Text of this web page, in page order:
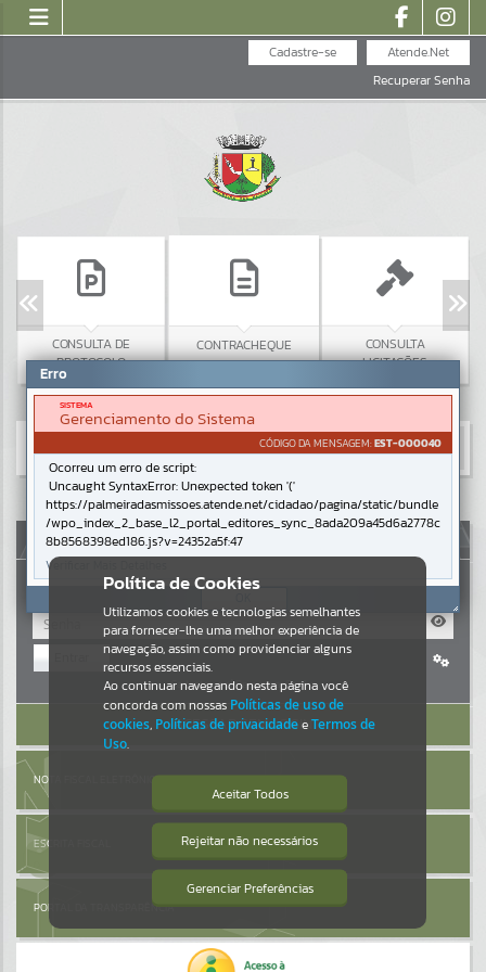
Atende.Net
Cadastre-se
Recuperar Senha
CONSULTA DE
PROTOCOLO
CONTRACHEQUE
CONSULTA
LICITAÇÕES
Resultados para""
Portais
Por favor, aguarde...
NOTÍCIAS
Por favor, aguarde...
Por favor, aguarde...
Por favor, aguarde...
AUTOATENDIMENTO
Cadastre-se|Recuperar Senha
ACESSAR SEM LOGIN
NOTA FISCAL ELETRÔNICA
ESCRITA FISCAL
PORTAL DA TRANSPARÊNCIA
Política de Cookies
Utilizamos cookies e tecnologias semelhantes
para fornecer-lhe uma melhor experiência de
navegação, assim como providenciar alguns
recursos essenciais.
Ao continuar navegando nesta página você
concorda com nossas Políticas de uso de
cookies, Políticas de privacidadeeTermos de
Uso.
Aceitar Todos
Rejeitar não necessários
Gerenciar Preferências
Isto significa que diversos recursos
providenciados poderão não estar
Erro
SISTEMA
Gerenciamento do Sistema
CÓDIGO DA MENSAGEM:EST-000040
Ocorreu um erro de script:
Uncaught SyntaxError: Unexpected token '('
https://palmeiradasmissoes.atende.net/cidadao/pagina/static/bundle
/wpo_index_2_base_l2_portal_editores_sync_8ada209a45d6a2778c
8b8568398ed186.js?v=24352a5f:47
Verificar Mais Detalhes